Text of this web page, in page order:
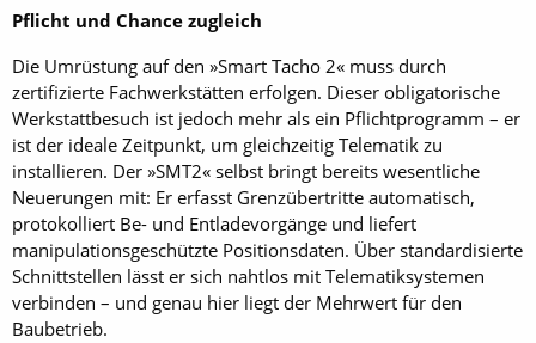
Pflicht und Chance zugleich
Die Umrüstung auf den »Smart Tacho 2« muss durch
zertifizierte Fachwerkstätten erfolgen. Dieser obligatorische
Werkstattbesuch ist jedoch mehr als ein Pflichtprogramm – er
ist der ideale Zeitpunkt, um gleichzeitig Telematik zu
installieren. Der »SMT2« selbst bringt bereits wesentliche
Neuerungen mit: Er erfasst Grenzübertritte automatisch,
protokolliert Be- und Entladevorgänge und liefert
manipulationsgeschützte Positionsdaten. Über standardisierte
Schnittstellen lässt er sich nahtlos mit Telematiksystemen
verbinden – und genau hier liegt der Mehrwert für den
Baubetrieb.